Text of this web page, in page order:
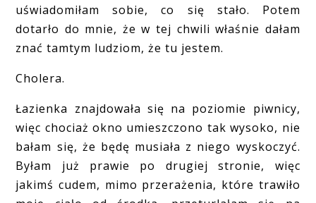
uświadomiłam sobie, co się stało. Potem
dotarło do mnie, że w tej chwili właśnie dałam
znać tamtym ludziom, że tu jestem.
Cholera.
Łazienka znajdowała się na poziomie piwnicy,
więc chociaż okno umieszczono tak wysoko, nie
bałam się, że będę musiała z niego wyskoczyć.
Byłam już prawie po drugiej stronie, więc
jakimś cudem, mimo przerażenia, które trawiło